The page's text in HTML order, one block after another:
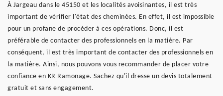
À Jargeau dans le 45150 et les localités avoisinantes, il est très
important de vérifier l'état des cheminées. En effet, il est impossible
pour un profane de procéder à ces opérations. Donc, il est
préférable de contacter des professionnels en la matière. Par
conséquent, il est très important de contacter des professionnels en
la matière. Ainsi, nous pouvons vous recommander de placer votre
confiance en KR Ramonage. Sachez qu'il dresse un devis totalement
gratuit et sans engagement.